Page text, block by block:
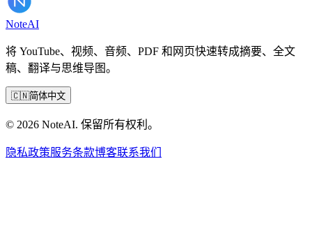
NoteAI
将 YouTube、视频、音频、PDF 和网页快速转成摘要、全文
稿、翻译与思维导图。
🇨🇳简体中文
© 2026 NoteAI. 保留所有权利。
隐私政策服务条款博客联系我们